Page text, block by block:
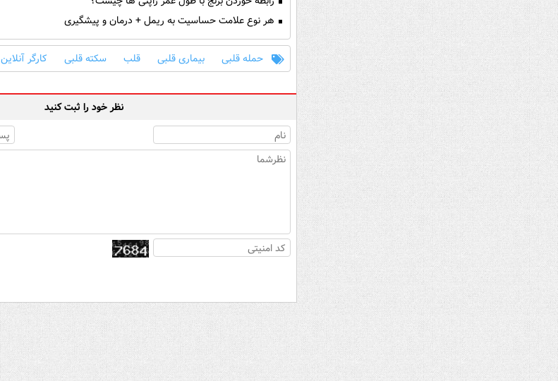
هر نوع علامت حساسیت به ریمل + درمان و پیشگیری
حمله قلبی بیماری قلبی قلب سکته قلبی کارگر آنلاین
نظر خود را ثبت کنید